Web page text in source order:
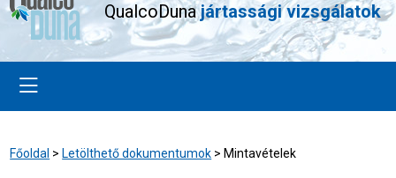
QualcoDunajártassági vizsgálatok
Főoldal > Letölthető dokumentumok > Mintavételek